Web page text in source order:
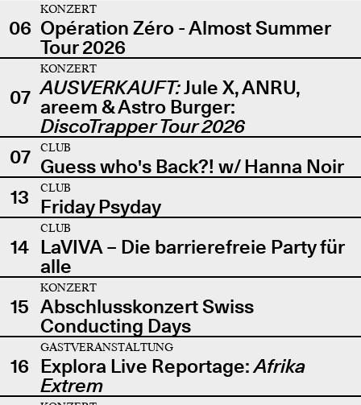
06
KONZERT
Opération Zéro - Almost Summer
Tour 2026
07
KONZERT
AUSVERKAUFT:Jule X, ANRU,
areem & Astro Burger:
DiscoTrapper Tour 2026
07
CLUB
Guess who's Back?! w/ Hanna Noir
13
CLUB
Friday Psyday
14
CLUB
LaVIVA – Die barrierefreie Party für
alle
15
KONZERT
Abschlusskonzert Swiss
Conducting Days
16
GASTVERANSTALTUNG
Explora Live Reportage:Afrika
Extrem